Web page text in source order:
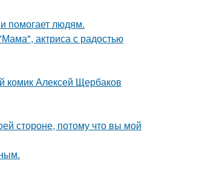
помогает людям.
актриса с радостью
комик Алексей Щербаков
стороне, потому что вы мой